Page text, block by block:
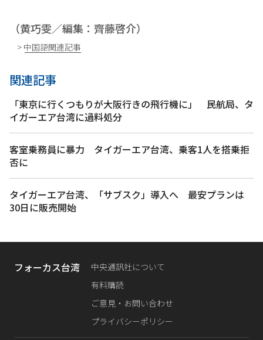
（黄巧雯／編集：齊藤啓介）
> 中国語関連記事
関連記事
「東京に行くつもりが大阪行きの飛行機に」 民航局、タ
イガーエア台湾に過料処分
客室乗務員に暴力 タイガーエア台湾、乗客1人を搭乗拒
否に
タイガーエア台湾、「サブスク」導入へ 最安プランは
30日に販売開始
フォーカス台湾
中央通訊社について
有料購読
ご意見・お問い合わせ
プライバシーポリシー